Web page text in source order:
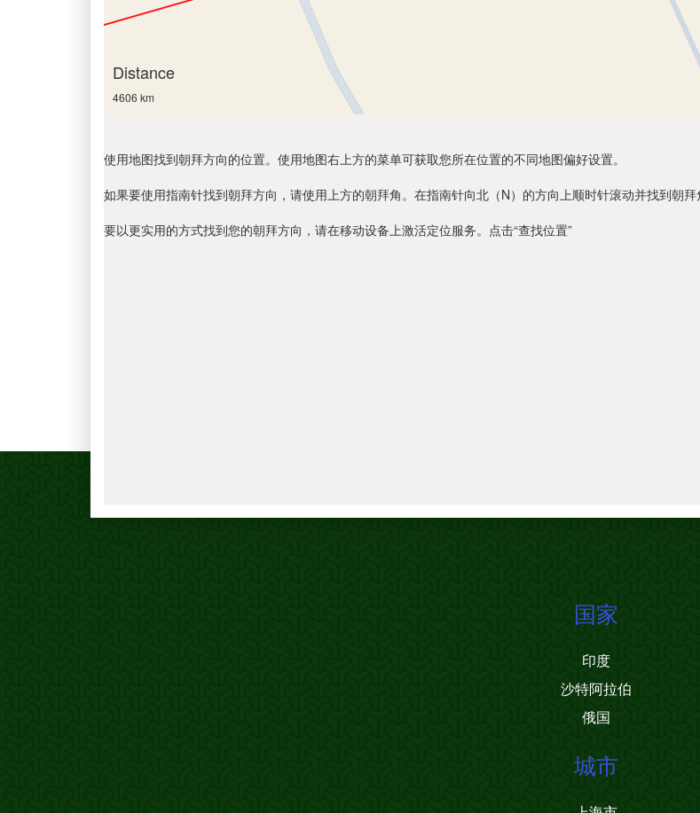
Distance
4606 km
使用地图找到朝拜方向的位置。使用地图右上方的菜单可获取您所在位置的不同地图偏好设置。
如果要使用指南针找到朝拜方向，请使用上方的朝拜角。在指南针向北（N）的方向上顺时针滚动并找到朝拜
要以更实用的方式找到您的朝拜方向，请在移动设备上激活定位服务。点击“查找位置”
国家
印度
沙特阿拉伯
俄国
城市